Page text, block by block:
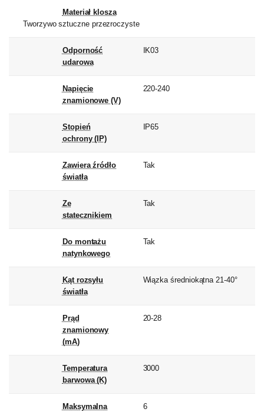
Materiał klosza
Tworzywo sztuczne przezroczyste
Odporność
udarowa
IK03
Napięcie
znamionowe (V)
220-240
Stopień
ochrony (IP)
IP65
Zawiera źródło
światła
Tak
Ze
statecznikiem
Tak
Do montażu
natynkowego
Tak
Kąt rozsyłu
światła
Wiązka średniokątna 21-40°
Prąd
znamionowy
(mA)
20-28
Temperatura
barwowa (K)
3000
Maksymalna
6